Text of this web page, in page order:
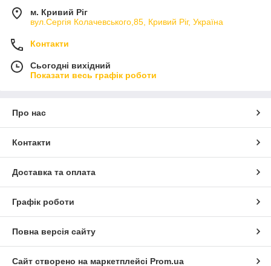
м. Кривий Ріг
вул.Сергія Колачевського,85, Кривий Ріг, Україна
Контакти
Сьогодні вихідний
Показати весь графік роботи
Про нас
Контакти
Доставка та оплата
Графік роботи
Повна версія сайту
Сайт створено на маркетплейсі Prom.ua